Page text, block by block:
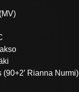
Rianna Nurmi)